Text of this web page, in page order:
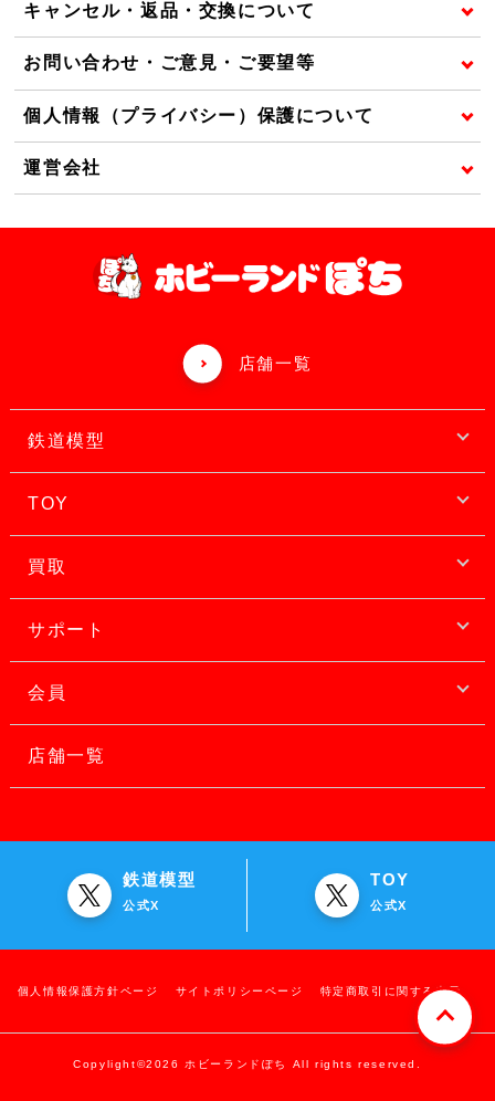
キャンセル・返品・交換について
お問い合わせ・ご意見・ご要望等
個人情報（プライバシー）保護について
運営会社
店舗一覧
鉄道模型
TOY
買取
サポート
会員
店舗一覧
鉄道模型
公式X
TOY
公式X
個人情報保護方針ページ サイトポリシーページ 特定商取引に関する表示
Copylight©2026 ホビーランドぽち All rights reserved.